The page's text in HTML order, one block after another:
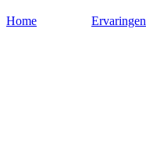
Home Ervaringen